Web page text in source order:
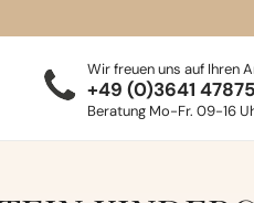
Wir freuen uns auf Ihren
+49 (0)3641
Beratung Mo-Fr. 09-16